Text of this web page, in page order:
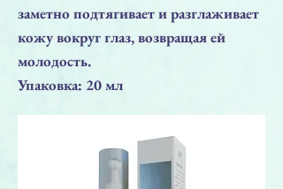
заметно подтягивает и разглаживает
кожу вокруг глаз, возвращая ей
молодость.
Упаковка: 20 мл